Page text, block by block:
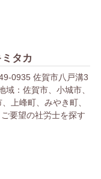
タカ
0935 佐賀市八戸溝3
：佐賀市、小城市、
上峰町、みやき町、
要望の社労士を探す